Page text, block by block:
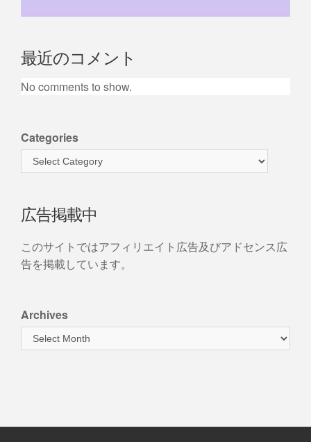
最近のコメント
No comments to show.
Categories
広告掲載中
このサイトではアフィリエイト広告及びアドセンス広
告を掲載しています。
Archives